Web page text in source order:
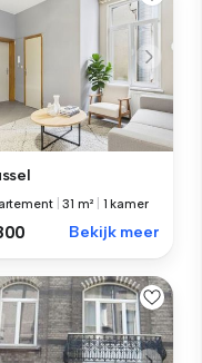
|31 m² 1 kamer
Bekijk meer